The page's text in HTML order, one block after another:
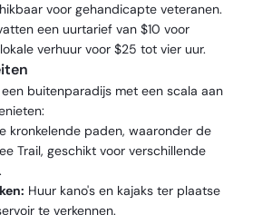
voor gehandicapte veteranen.
een uurtarief van $10 voor
verhuur voor $25 tot vier uur.
buitenparadijs met een scala aan
kronkelende paden, waaronder de
Trail, geschikt voor verschillende
Huur kano's en kajaks ter plaatse
te verkennen.